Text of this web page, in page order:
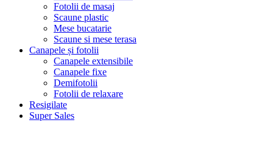
Fotolii de masaj
Scaune plastic
Mese bucatarie
Scaune si mese terasa
Canapele și fotolii
Canapele extensibile
Canapele fixe
Demifotolii
Fotolii de relaxare
Resigilate
Super Sales